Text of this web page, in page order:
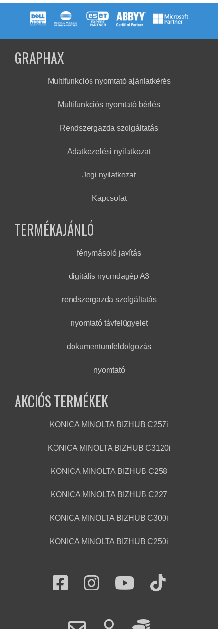
GRAPHAX
Multifunkciós nyomtató ajánlatkérés
Multifunkciós nyomtató bérlés
Rendszergazda szolgáltatás
Adatkezelési nyilatkozat
Jogi nyilatkozat
Kapcsolat
TERMÉKAJÁNLÓ
fénymásoló javítás
digitális nyomdagép A3
rendszergazda szolgáltatás
nyomtató távfelügyelet
dokumentumfeldolgozás
nyomtató
AKCIÓS TERMÉKEK
KONICA MINOLTA BIZHUB C257i
KONICA MINOLTA BIZHUB C3120i
KONICA MINOLTA BIZHUB C258
KONICA MINOLTA BIZHUB C227
KONICA MINOLTA BIZHUB C300i
KONICA MINOLTA BIZHUB C250i